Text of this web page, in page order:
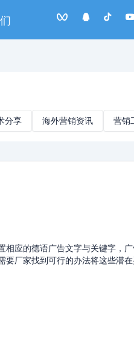
分享 海外营销资讯 营销
应的德语广告文字与关键字，
厂家找到可行的办法将这些潜在